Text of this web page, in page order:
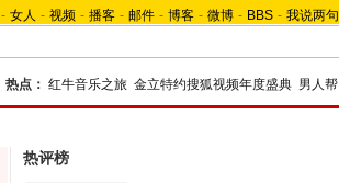
- 女人 - 视频 - 播客 - 邮件 - 博客 - 微博 - BBS - 我说两句
热点： 红牛音乐之旅 金立特约搜狐视频年度盛典 男人帮
热评榜